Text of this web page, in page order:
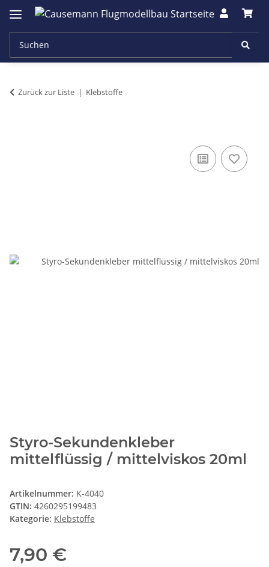
Zurück zur Liste Klebstoffe
Styro-Sekundenkleber
mittelflüssig / mittelviskos 20ml
Artikelnummer: K-4040
GTIN: 4260295199483
Kategorie: Klebstoffe
7,90 €